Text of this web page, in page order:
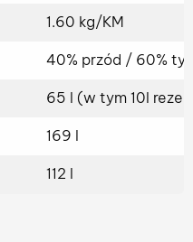
1.60 kg/KM
40% przód / 60%
65 l (w tym 10l
169 l
112 l